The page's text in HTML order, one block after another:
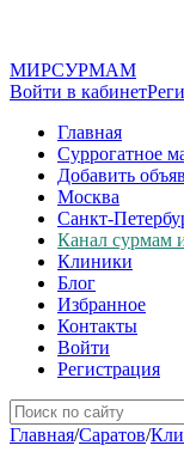
МИРСУРМАМ
Войти в кабинет
Главная
Суррогатное
Добавить
Москва
Санкт-
Канал сурмам
Клиники
Блог
Избранное
Контакты
Войти
Регистрация
Главная/Саратов/